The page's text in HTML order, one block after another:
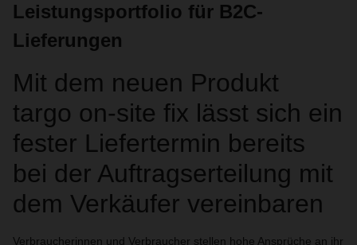
Leistungsportfolio für B2C-
Lieferungen
Mit dem neuen Produkt
targo on-site fix lässt sich ein
fester Liefertermin bereits
bei der Auftragserteilung mit
dem Verkäufer vereinbaren
Verbraucherinnen und Verbraucher stellen hohe Ansprüche an ihr